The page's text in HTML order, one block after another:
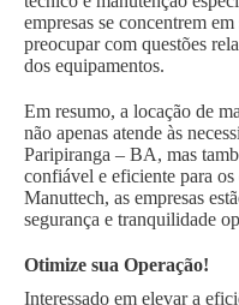
empresas se concentrem
preocupar com questões
dos equipamentos.
Em resumo, a locação de
não apenas atende às
Paripiranga – BA, mas
confiável e eficiente para
Manuttech, as empresas
segurança e tranquilidade
Otimize sua Operação!
Interessado em elevar a